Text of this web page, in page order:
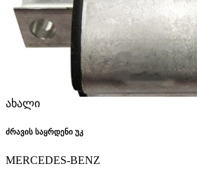
ახალი
ძრავის საყრდენი უკ
MERCEDES-BENZ